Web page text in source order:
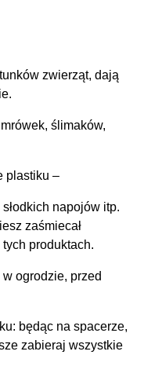
zwierząt, dają
ślimaków,
plastiku –
napojów itp.
zaśmiecał
produktach.
ogrodzie, przed
będąc na spacerze,
zabieraj wszystkie